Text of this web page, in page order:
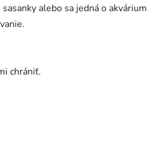
alebo sa jedná o
chrániť.